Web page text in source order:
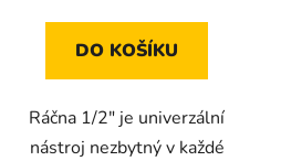
DO KOŠÍKU
Ráčna 1/2" je univerzální
nástroj nezbytný v každé